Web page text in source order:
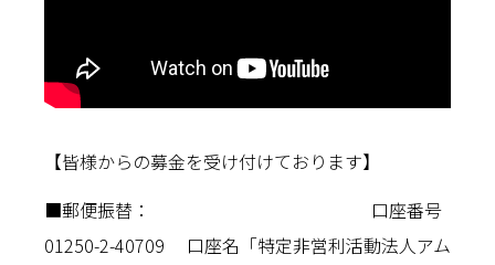
【皆様からの募金を受け付けております】
■郵便振替： 口座番号
01250-2-40709 口座名「特定非営利活動法人アム